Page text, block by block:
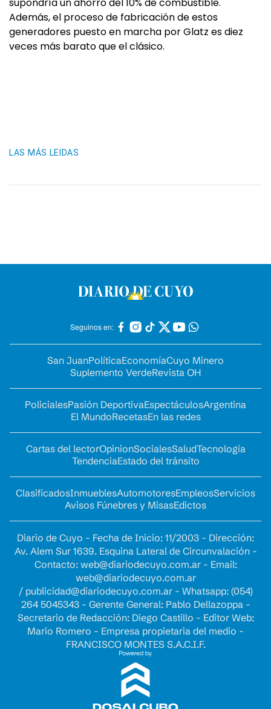
Además, el proceso de fabricación de estos
generadores puesto en marcha por Glatz es diez
veces más barato que el clásico.
LAS MÁS LEIDAS
Seguinos en:
San JuanPolíticaEconomíaCuyo Minero
Suplemento VerdeRevista OH
PolicialesPasión DeportivaEspectáculosArgentina
El MundoRecetasEn las redes
Cartas del lectorOpinionSocialesSaludTecnología
TendenciaEstado del tránsito
ClasificadosInmueblesAutomotoresEmpleosServicios
Avisos Fúnebres y MisasEdictos
Diario de Cuyo - Fecha de Inicio: 11/2003 - Dirección:
Av. Alem Sur 1639. Esquina Lateral de Circunvalación -
Contacto: web@diariodecuyo.com.ar- Email:
web@diariodecuyo.com.ar
/ publicidad@diariodecuyo.com.ar- Whatsapp: (054)
264 5045343 - Gerente General: Pablo Dellazoppa -
Secretario de Redacción: Diego Castillo - Editor Web:
Mario Romero - Empresa propietaria del medio -
FRANCISCO MONTES S.A.C.I.F.